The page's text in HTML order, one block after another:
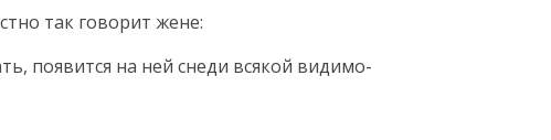
так говорит жене:
появится на ней снеди всякой видимо-